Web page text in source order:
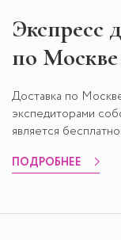
Экспресс
по
Доставка по
экспедиторами
является
ПОДРОБНЕЕ